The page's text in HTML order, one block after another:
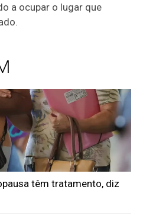
a ocupar o lugar que
têm tratamento, diz